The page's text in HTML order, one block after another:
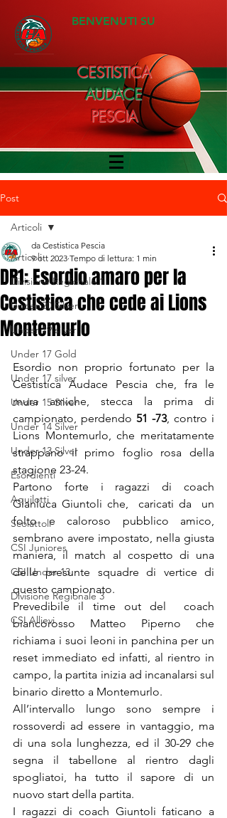
BENVENUTI SU
CESTISTICA
AUDACE
PESCIA
Post
Articoli
Divisione Regionale 1
Under 20 Silver
Under 19 silver
Under 17 Gold
Under 17 silver
Under 15 Silver
Under 14 Silver
Under 13 Silver
Esordienti
Aquilotti
Scoiattoli
CSI Juniores
CSI Under 13
Divisione Regionale 3
CSI Allievi
Articoli
DR1: Esordio amaro per la
Cestistica che cede ai Lions
Montemurlo
da Cestistica Pescia
9 ott 2023 Tempo di lettura: 1 min
Esordio non proprio fortunato per la
Cestistica Audace Pescia che, fra le
mura amiche, stecca la prima di
campionato, perdendo 51 -73, contro i
Lions Montemurlo, che meritatamente
strappano il primo foglio rosa della
stagione 23-24.
Partono forte i ragazzi di coach
Gianluca Giuntoli che,  caricati da  un
folto e caloroso pubblico amico,
sembrano avere impostato, nella giusta
maniera, il match al cospetto di una
delle presunte squadre di vertice di
questo campionato.
Prevedibile il time out del  coach
biancorosso Matteo Piperno che
richiama i suoi leoni in panchina per un
reset immediato ed infatti, al rientro in
campo, la partita inizia ad incanalarsi sul
binario diretto a Montemurlo.
All’intervallo lungo sono sempre i
rossoverdi ad essere in vantaggio, ma
di una sola lunghezza, ed il 30-29 che
segna il tabellone al rientro dagli
spogliatoi, ha tutto il sapore di un
nuovo start della partita.
I ragazzi di coach Giuntoli faticano a